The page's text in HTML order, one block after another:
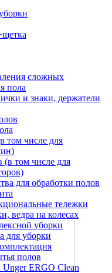
сложных
пола
и знаки, держатели
том числе для
(в том числе для
для обработки полов
тележки
ведра на колесах
уборки
для уборки
полов
ERGO Clean